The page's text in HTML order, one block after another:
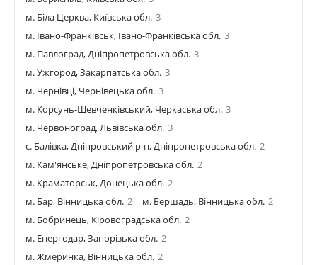
м. Біла Церква, Київська обл. 3
м. Івано-Франківськ, Івано-Франківська обл. 3
м. Павлоград, Дніпропетровська обл. 3
м. Ужгород, Закарпатська обл. 3
м. Чернівці, Чернівецька обл. 3
м. Корсунь-Шевченківський, Черкаська обл. 3
м. Червоноград, Львівська обл. 3
с. Балівка, Дніпровський р-н, Дніпропетровська обл. 2
м. Кам'янське, Дніпропетровська обл. 2
м. Краматорськ, Донецька обл. 2
м. Бар, Вінницька обл. 2 м. Бершадь, Вінницька обл. 2
м. Бобринець, Кіровоградська обл. 2
м. Енергодар, Запорізька обл. 2
м. Жмеринка, Вінницька обл. 2